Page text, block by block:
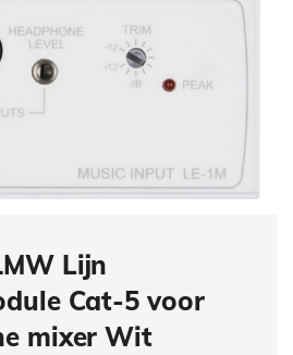
Lijn
Cat-5 voor
mixer Wit